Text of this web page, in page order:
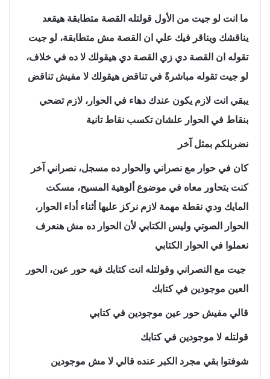
ما انت لو جيت من الأول قولتله القصة متطابقة هيقعد
يناقشك ويناقر فيك علي ان القصة مش متطابقة، لو جيت
تقوله ان القصة دي زي القصة دي هيقولك لا ده في خلاف،
لو جيت تقوله مباشرةً في تناقض هيقولك لا مفيش تناقض
يبقي انت لازم يكون عندك دهاء في الحوار، لازم تضحي
بنقاط في الحوار علشان تكسب نقاط تانية
نضربلكم بمثل آخر
كان في حوار مع نصراني والحوار ده مسجل، نصراني آخر
كنت بتحاور معاه في موضوع ألوهية المسيح، مسكت
المايك ودي نقطة مهمة لازم نركز عليها أثناء أداء الحوار،
الحوار الصوتي وليس الكتابي لأن الحوار ده مش هنعرف
نعملوا في الحوار الكتابي
جيت مع النصراني وقولتله انت كتابك فيه حور عين، الحور
العين موجودين في كتابك
قالي مفيش حور عين موجودين في كتابي
قولتله لا موجودين في كتابك
شوفتوا بقي مجرد الكبر عنده قالي لا مش موجودين